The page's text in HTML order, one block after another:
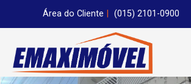
Área do Cliente (015) 2101-0900